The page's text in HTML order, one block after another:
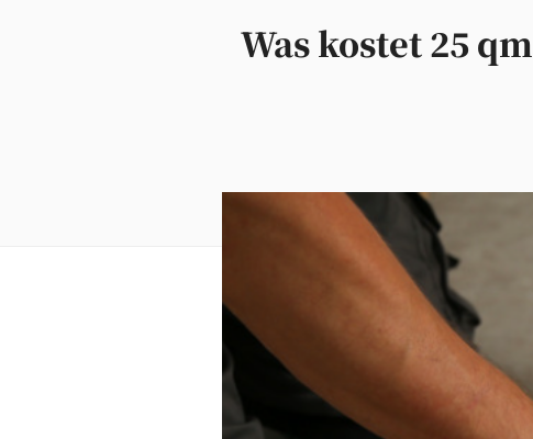
Was kostet 25